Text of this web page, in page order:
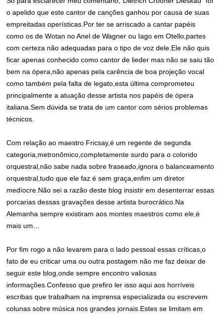
o apelido que este cantor de canções ganhou por causa de suas
empreitadas operísticas.Por ter se arriscado a cantar papéis
como os de Wotan no Anel de Wagner ou Iago em Otello,partes
com certeza não adequadas para o tipo de voz dele.Ele não quis
ficar apenas conhecido como cantor de lieder mas não se saiu tão
bem na ópera,não apenas pela carência de boa projeção vocal
como também pela falta de legato,esta última comprometeu
principalmente a atuação desse artista nos papéis de ópera
italiana.Sem dúvida se trata de um cantor com sérios problemas
técnicos.
Com relação ao maestro Fricsay,é um regente de segunda
categoria,metronômico,completamente surdo para o colorido
orquestral,não sabe nada sobre fraseado,ignora o balanceamento
orquestral,tudo que ele faz é sem graça,enfim um diretor
medíocre.Não sei a razão deste blog insistir em desenterrar essas
porcarias dessas gravações desse artista burocrático.Na
Alemanha sempre existiram aos montes maestros como ele,é
mais um…
Por fim rogo a não levarem para o lado pessoal essas críticas,o
fato de eu criticar uma ou outra postagem não me faz deixar de
seguir este blog,onde sempre encontro valiosas
informações.Confesso que prefiro ler isso aqui aos horríveis
escribas que trabalham na imprensa especializada ou escrevem
colunas sobre música nos grandes jornais.Estes se limitam em